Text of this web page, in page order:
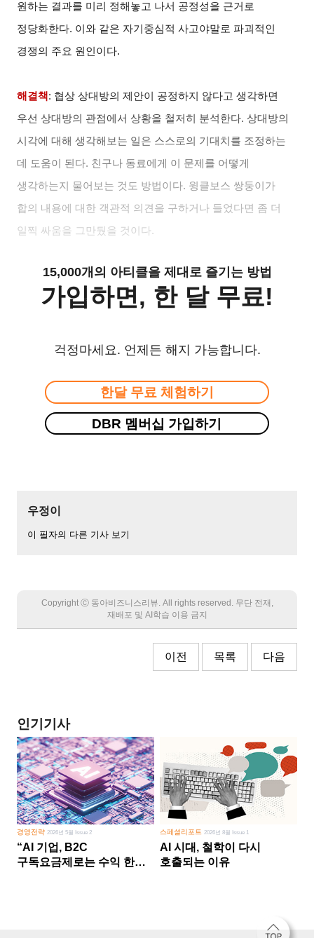
원하는 결과를 미리 정해놓고 나서 공정성을 근거로
정당화한다. 이와 같은 자기중심적 사고야말로 파괴적인
경쟁의 주요 원인이다.
해결책: 협상 상대방의 제안이 공정하지 않다고 생각하면
우선 상대방의 관점에서 상황을 철저히 분석한다. 상대방의
시각에 대해 생각해보는 일은 스스로의 기대치를 조정하는
데 도움이 된다. 친구나 동료에게 이 문제를 어떻게
생각하는지 물어보는 것도 방법이다. 윙클보스 쌍둥이가
합의 내용에 대한 객관적 의견을 구하거나 들었다면 좀 더
일찍 싸움을 그만뒀을 것이다.
15,000개의 아티클을 제대로 즐기는 방법
가입하면, 한 달 무료!
걱정마세요. 언제든 해지 가능합니다.
한달 무료 체험하기
DBR 멤버십 가입하기
우정이
이 필자의 다른 기사 보기
Copyright Ⓒ 동아비즈니스리뷰. All rights reserved. 무단 전재,
재배포 및 AI학습 이용 금지
이전 목록 다음
인기기사
경영전략2026년 5월 Issue 2
“AI 기업, B2C
구독요금제로는 수익 한계
스페셜리포트 2026년 8월 Issue 1
AI 시대, 철학이 다시
호출되는 이유